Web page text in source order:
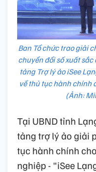
Ban Tổ chức trao giải
chuyển đổi số xuất
tảng Trợ lý ảo iSee
về thủ tục hành chính
(Ảnh:
Tại UBND tỉnh
tảng trợ lý ảo giải
tục hành chính
nghiệp - "iSee